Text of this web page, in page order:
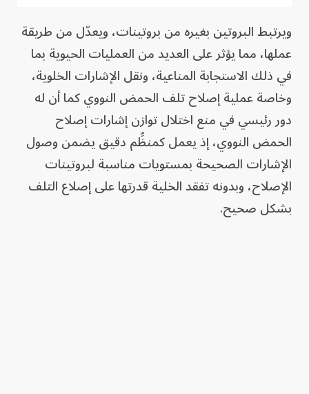
ويرتبط البروتين بغيره من بروتينات، ويعدّل من طريقة
عملها، مما يؤثر على العديد من العمليات الحيوية بما
في ذلك الاستجابة المناعية، ونقل الإشارات الخلوية،
وخاصة عملية إصلاح تلف الحمض النووي كما أن له
دور رئيسي في منع اختلال توازن إشارات إصلاح
الحمض النووي، إذ يعمل كمنظِّم دقيق يضمن وصول
الإشارات الصحيحة بمستويات مناسبة لبروتينات
الإصلاح، وبدونه تفقد الخلية قدرتها على إصلاع التلف
بشكل صحيح.